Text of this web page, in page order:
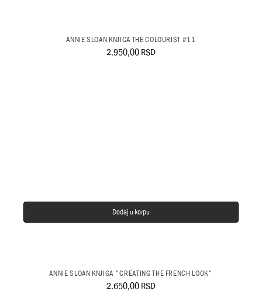
ANNIE SLOAN KNJIGA THE COLOURIST #11
2.950,00RSD
Dodaj u korpu
ANNIE SLOAN KNJIGA "CREATING THE FRENCH LOOK"
2.650,00RSD